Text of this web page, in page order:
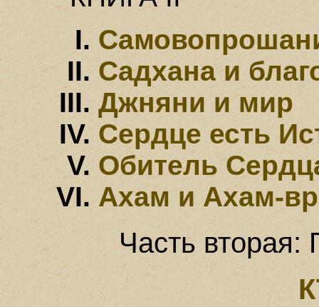
Садхана и
Джняни и мир
Сеpдце есть
Обитель
Ахам и Ахам-
Часть